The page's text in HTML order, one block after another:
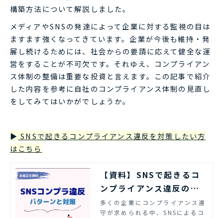
構築方法について解説しました。
メディアやSNSの発達によって企業に対する監視の目は
ますます強くなってきています。企業が今後も維持・発
展し続けるためには、社会からの要請に応えて健全な運
営をすることが不可欠です。それゆえ、コンプライアン
ス体制の整備は重要な投資と言えます。この記事で紹介
した内容を参考に自社のコンプライアンス体制の見直し
をしてみてはいかがでしょうか。
▶ SNSで起きるコンプライアンス違反を対策したい方
はこちら
【資料】SNSで起きるコ
ンプライアンス違反のパ
ターンと対策 | エルテス
多くの企業にコンプライアンス遵
守が求められる中、SNSによるコ